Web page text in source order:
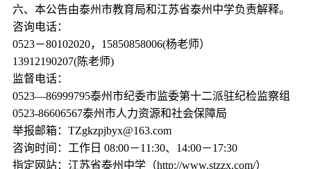
六、本公告由泰州市教育局和江苏省泰州中学负责解释。
咨询电话：
0523－80102020，15850858006(杨老师）
13912190207(陈老师)
监督电话：
0523—86999795泰州市纪委市监委第十二派驻纪检监察组
0523-86606567泰州市人力资源和社会保障局
举报邮箱：TZgkzpjbyx@163.com
咨询时间：工作日 08:00－11:30、14:00－17:30
指定网站：江苏省泰州中学（http://www.stzzx.com/）